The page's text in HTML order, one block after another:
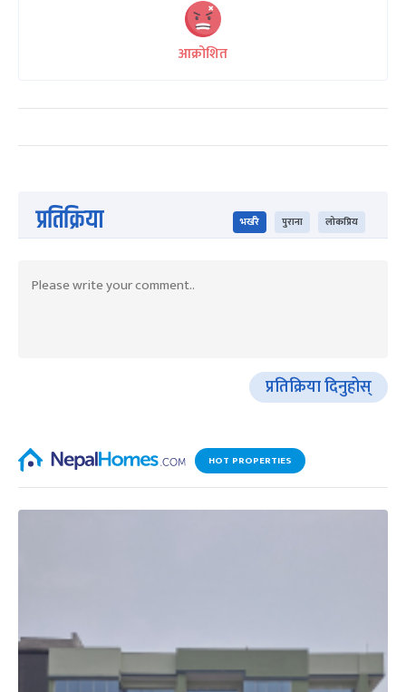
आक्रोशित
प्रतिक्रिया भर्खरै पुराना लोकप्रिय
प्रतिक्रिया दिनुहोस्
HOT PROPERTIES